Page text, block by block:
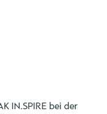
IN.SPIRE bei der